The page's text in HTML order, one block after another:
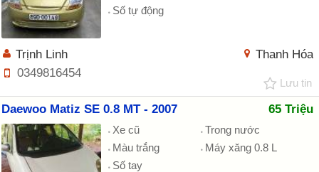
Số tự động
Thanh Hóa
Trịnh Linh
0349816454
Lưu tin
Daewoo Matiz SE 0.8 MT - 2007 65 Triệu
Xe cũ
Trong nước
Màu trắng
Máy xăng 0.8 L
Số tay